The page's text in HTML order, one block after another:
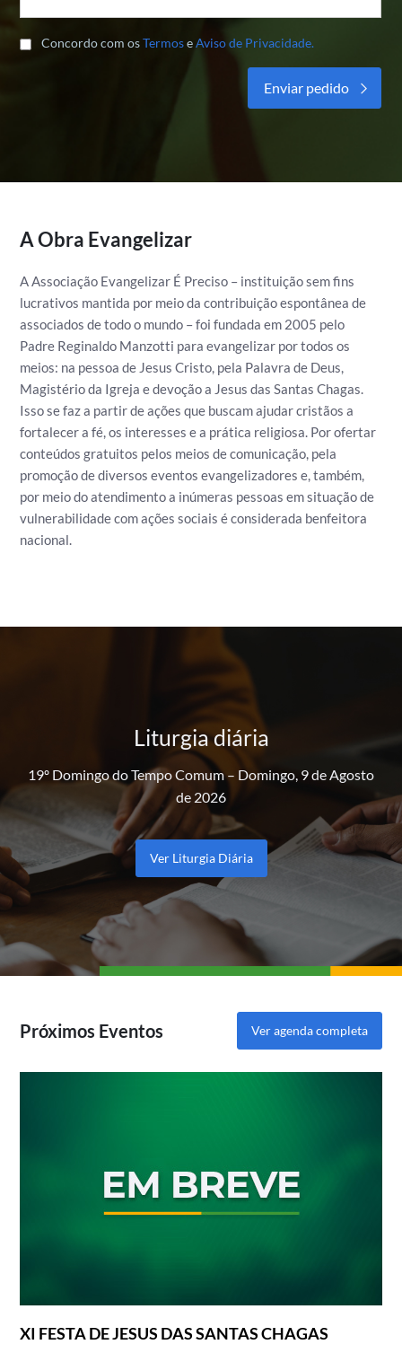
Concordo com osTermoseAviso de Privacidade.
A Obra Evangelizar
A Associação Evangelizar É Preciso – instituição sem fins
lucrativos mantida por meio da contribuição espontânea de
associados de todo o mundo – foi fundada em 2005 pelo
Padre Reginaldo Manzotti para evangelizar por todos os
meios: na pessoa de Jesus Cristo, pela Palavra de Deus,
Magistério da Igreja e devoção a Jesus das Santas Chagas.
Isso se faz a partir de ações que buscam ajudar cristãos a
fortalecer a fé, os interesses e a prática religiosa. Por ofertar
conteúdos gratuitos pelos meios de comunicação, pela
promoção de diversos eventos evangelizadores e, também,
por meio do atendimento a inúmeras pessoas em situação de
vulnerabilidade com ações sociais é considerada benfeitora
nacional.
Liturgia diária
19º Domingo do Tempo Comum – Domingo, 9 de Agosto
de 2026
Ver Liturgia Diária
Próximos Eventos Ver agenda completa
XI FESTA DE JESUS DAS SANTAS CHAGAS